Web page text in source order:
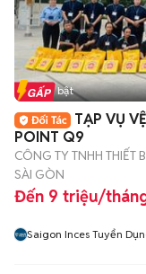
Tin nổi bật
TẠP VỤ
POINT Q9
CÔNG TY TNHH THIẾT
SÀI GÒN
Đến 9 triệu/
Saigon Inces Tuyển